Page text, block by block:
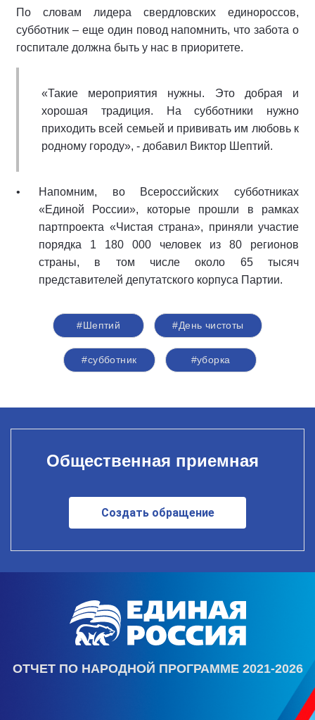
По словам лидера свердловских единороссов,
субботник – еще один повод напомнить, что забота о
госпитале должна быть у нас в приоритете.
«Такие мероприятия нужны. Это добрая и
хорошая традиция. На субботники нужно
приходить всей семьей и прививать им любовь к
родному городу», - добавил Виктор Шептий.
Напомним, во Всероссийских субботниках
«Единой России», которые прошли в рамках
партпроекта «Чистая страна», приняли участие
порядка 1 180 000 человек из 80 регионов
страны, в том числе около 65 тысяч
представителей депутатского корпуса Партии.
#Шептий #День чистоты
#субботник #уборка
Общественная приемная
Создать обращение
ОТЧЕТ ПО НАРОДНОЙ ПРОГРАММЕ 2021-2026